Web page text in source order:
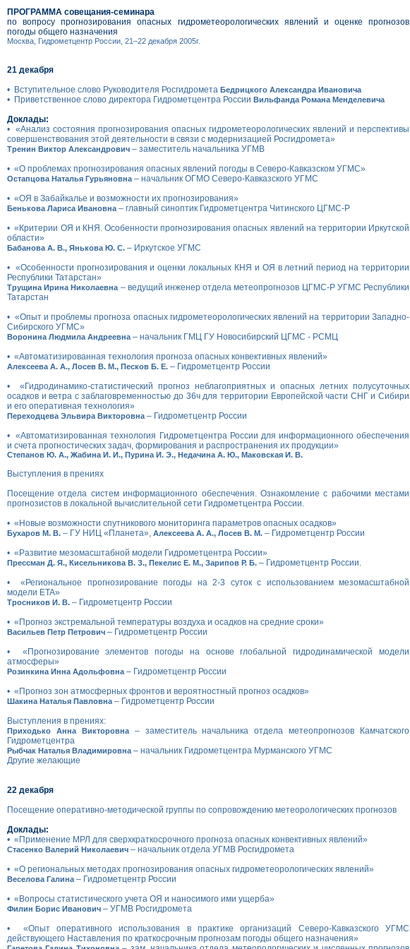
ПРОГРАММА совещания-семинара
по вопросу прогнозирования опасных гидрометеорологических явлений и оценке прогнозов
погоды общего назначения
Москва, Гидрометцентр России, 21–22 декабря 2005г.
21 декабря
• Вступительное слово Руководителя Росгидромета Бедрицкого Александра Ивановича
• Приветственное слово директора Гидрометцентра России Вильфанда Романа Менделевича
Доклады:
• «Анализ состояния прогнозирования опасных гидрометеорологических явлений и перспективы
совершенствования этой деятельности в связи с модернизацией Росгидромета»
Тренин Виктор Александрович – заместитель начальника УГМВ
• «О проблемах прогнозирования опасных явлений погоды в Северо-Кавказском УГМС»
Остапцова Наталья Гурьяновна– начальник ОГМО Северо-Кавказского УГМС
• «ОЯ в Забайкалье и возможности их прогнозирования»
Бенькова Лариса Ивановна– главный синоптик Гидрометцентра Читинского ЦГМС-Р
• «Критерии ОЯ и КНЯ. Особенности прогнозирования опасных явлений на территории Иркутской
области»
Бабанова А. В., Янькова Ю. С. – Иркутское УГМС
• «Особенности прогнозирования и оценки локальных КНЯ и ОЯ в летний период на территории
Республики Татарстан»
Трущина Ирина Николаевна– ведущий инженер отдела метеопрогнозов ЦГМС-Р УГМС Республики
Татарстан
• «Опыт и проблемы прогноза опасных гидрометеорологических явлений на территории Западно-
Сибирского УГМС»
Воронина Людмила Андреевна– начальник ГМЦ ГУ Новосибирский ЦГМС - РСМЦ
• «Автоматизированная технология прогноза опасных конвективных явлений»
Алексеева А. А., Лосев В. М., Песков Б. Е. – Гидрометцентр России
• «Гидродинамико-статистический прогноз неблагоприятных и опасных летних полусуточных
осадков и ветра с заблаговременностью до 36ч для территории Европейской части СНГ и Сибири
и его оперативная технология»
Переходцева Эльвира Викторовна– Гидрометцентр России
• «Автоматизированная технология Гидрометцентра России для информационного обеспечения
и счета прогностических задач, формирования и распространения их продукции»
Степанов Ю. А., Жабина И. И., Пурина И. Э., Недачина А. Ю., Маковская И. В.
Выступления в прениях
Посещение отдела систем информационного обеспечения. Ознакомление с рабочими местами
прогнозистов в локальной вычислительной сети Гидрометцентра России.
• «Новые возможности спутникового мониторинга параметров опасных осадков»
Бухаров М. В. – ГУ НИЦ «Планета», Алексеева А. А., Лосев В. М. – Гидрометцентр России
• «Развитие мезомасштабной модели Гидрометцентра России»
Прессман Д. Я., Кисельникова В. З., Пекелис Е. М., Зарипов Р. Б. – Гидрометцентр России.
• «Региональное прогнозирование погоды на 2-3 суток с использованием мезомасштабной
модели ETA»
Тросников И. В. – Гидрометцентр России
• «Прогноз экстремальной температуры воздуха и осадков на средние сроки»
Васильев Петр Петрович – Гидрометцентр России
• «Прогнозирование элементов погоды на основе глобальной гидродинамической модели
атмосферы»
Розинкина Инна Адольфовна– Гидрометцентр России
• «Прогноз зон атмосферных фронтов и вероятностный прогноз осадков»
Шакина Наталья Павловна– Гидрометцентр России
Выступления в прениях:
Приходько Анна Викторовна– заместитель начальника отдела метеопрогнозов Камчатского
Гидрометцентра
Рыбчак Наталья Владимировна– начальник Гидрометцентра Мурманского УГМС
Другие желающие
22 декабря
Посещение оперативно-методической группы по сопровождению метеорологических прогнозов
Доклады:
• «Применение МРЛ для сверхкраткосрочного прогноза опасных конвективных явлений»
Стасенко Валерий Николаевич – начальник отдела УГМВ Росгидромета
• «О региональных методах прогнозирования опасных гидрометеорологических явлений»
Веселова Галина – Гидрометцентр России
• «Вопросы статистического учета ОЯ и наносимого ими ущерба»
Филин Борис Иванович – УГМВ Росгидромета
• «Опыт оперативного использования в практике организаций Северо-Кавказского УГМС
действующего Наставления по краткосрочным прогнозам погоды общего назначения»